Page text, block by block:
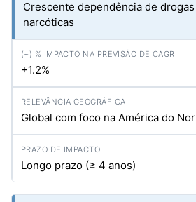
Crescente dependência de
narcóticas
+1.2%
Global com foco na América do
Longo prazo (≥ 4 anos)